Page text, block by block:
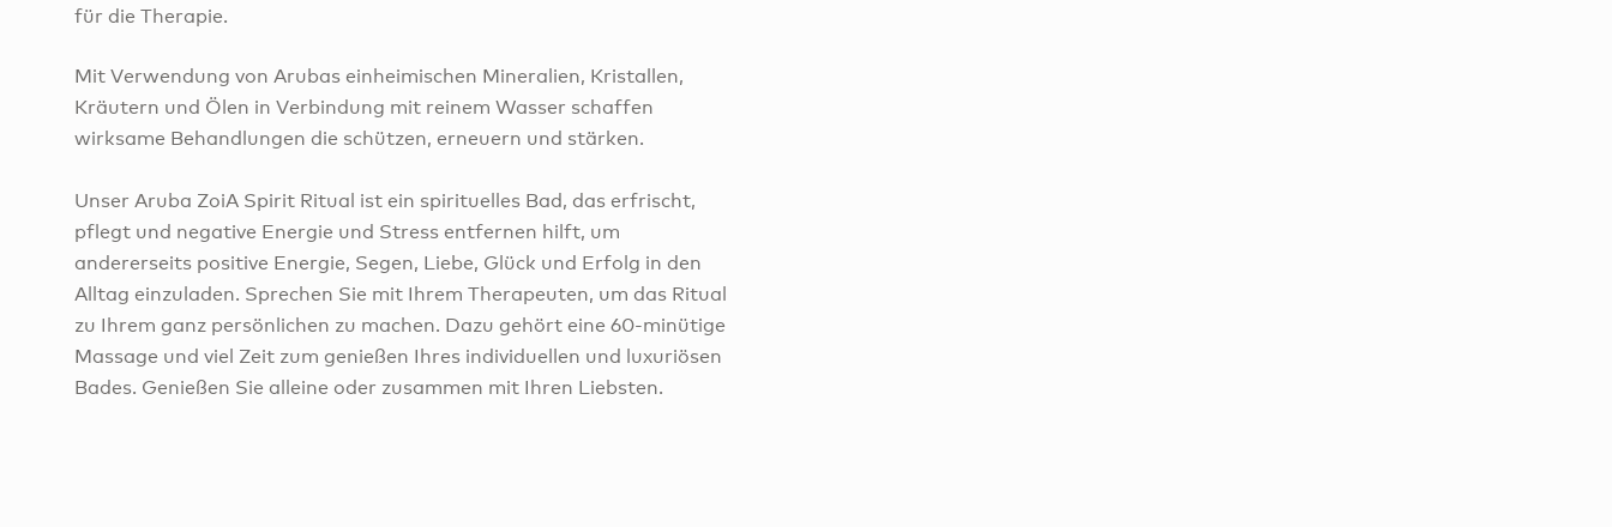
für die Therapie.
Mit Verwendung von Arubas einheimischen Mineralien, Kristallen,
Kräutern und Ölen in Verbindung mit reinem Wasser schaffen
wirksame Behandlungen die schützen, erneuern und stärken.
Unser Aruba ZoiA Spirit Ritual ist ein spirituelles Bad, das erfrischt,
pflegt und negative Energie und Stress entfernen hilft, um
andererseits positive Energie, Segen, Liebe, Glück und Erfolg in den
Alltag einzuladen. Sprechen Sie mit Ihrem Therapeuten, um das Ritual
zu Ihrem ganz persönlichen zu machen. Dazu gehört eine 60-minütige
Massage und viel Zeit zum genießen Ihres individuellen und luxuriösen
Bades. Genießen Sie alleine oder zusammen mit Ihren Liebsten.